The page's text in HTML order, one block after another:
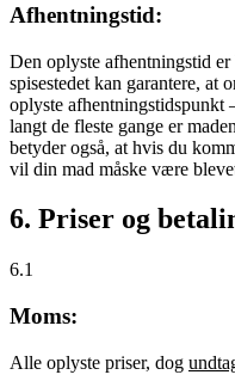
Afhentningstid:
Den oplyste afhentningstid
spisestedet kan garantere, at
oplyste afhentningstidspunkt
langt de fleste gange er
betyder også, at hvis du
vil din mad måske være
6. Priser og
6.1
Moms:
Alle oplyste priser, dog